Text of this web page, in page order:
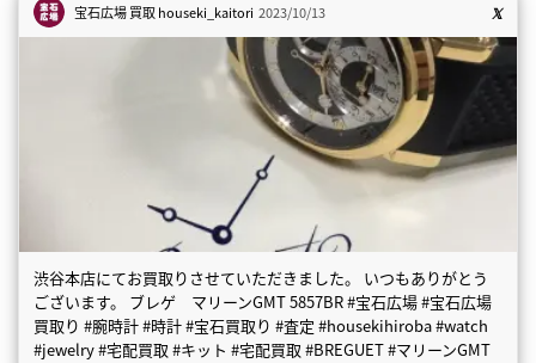
宝石広場 買取houseki_kaitori 2023/10/13
渋谷本店にてお買取りさせていただきました。 いつもありがとう
ございます。 ブレゲ マリーンGMT 5857BR #宝石広場 #宝石広場
買取り #腕時計 #時計 #宝石買取り #査定 #housekihiroba #watch
#jewelry #宅配買取 #キット #宅配買取 #BREGUET #マリーンGMT